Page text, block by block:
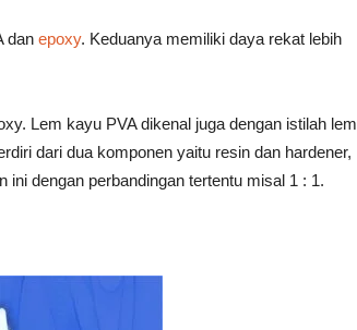
dan epoxy. Keduanya memiliki daya rekat lebih
Lem kayu PVA dikenal juga dengan istilah lem
dari dua komponen yaitu resin dan hardener,
dengan perbandingan tertentu misal 1 : 1.